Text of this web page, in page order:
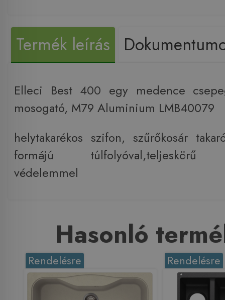
Termék leírás
Elleci Best 400 egy medence
mosogató, M79 Aluminium LMB40079
helytakarékos szifon, szűrőkosár
formájú túlfolyóval,teljeskörű
védelemmel
Hasonló
Rendelésre Rendelésre